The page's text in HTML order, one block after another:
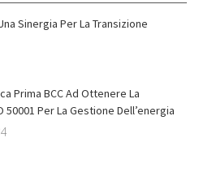
Sinergia Per La Transizione
Prima BCC Ad Ottenere La
Per La Gestione Dell’energia